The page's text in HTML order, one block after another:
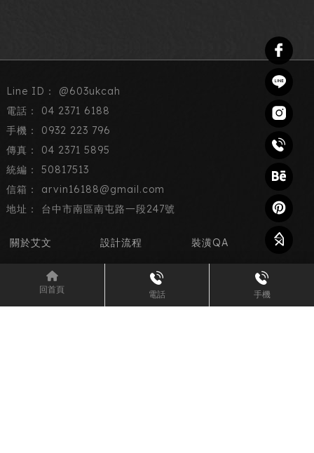
回首頁 電話 手機
@603ukcah
04 2371 6188
0932 223 796
04 2371 5895
50817513
arvin16188@gmail.com
台中市南區南屯路一段247號
關於艾文 設計流程 裝潢QA